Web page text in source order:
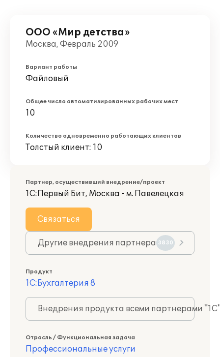
ООО «Мир детства»
Москва, Февраль 2009
Вариант работы
Файловый
Общее число автоматизированных рабочих мест
10
Количество одновременно работающих клиентов
Толстый клиент: 10
Партнер, осуществивший внедрение/проект
1С:Первый Бит, Москва - м. Павелецкая
Связаться
Другие внедрения партнера 3830
Продукт
1С:Бухгалтерия 8
Внедрения продукта всеми партнерами
Отрасль / Функциональная задача
Профессиональные услуги